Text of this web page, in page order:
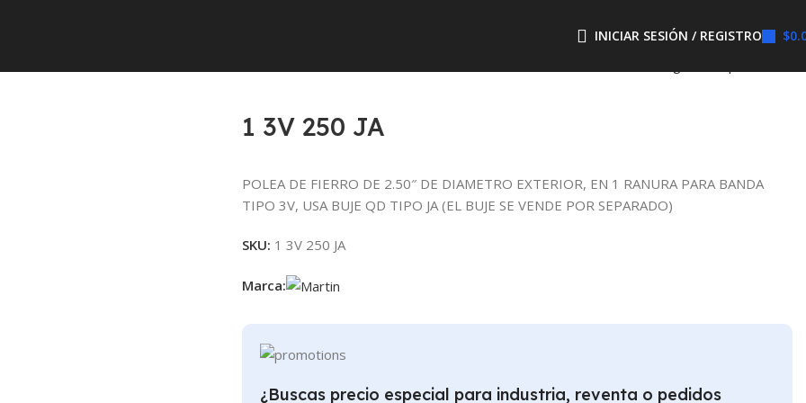
INICIAR SESIÓN / REGISTRO $
1 3V 250 JA
POLEA DE FIERRO DE 2.50″ DE DIAMETRO EXTERIOR, EN 1 RANURA PARA BANDA
TIPO 3V, USA BUJE QD TIPO JA (EL BUJE SE VENDE POR SEPARADO)
SKU: 1 3V 250 JA
Marca:
¿Buscas precio especial para industria, reventa o pedidos